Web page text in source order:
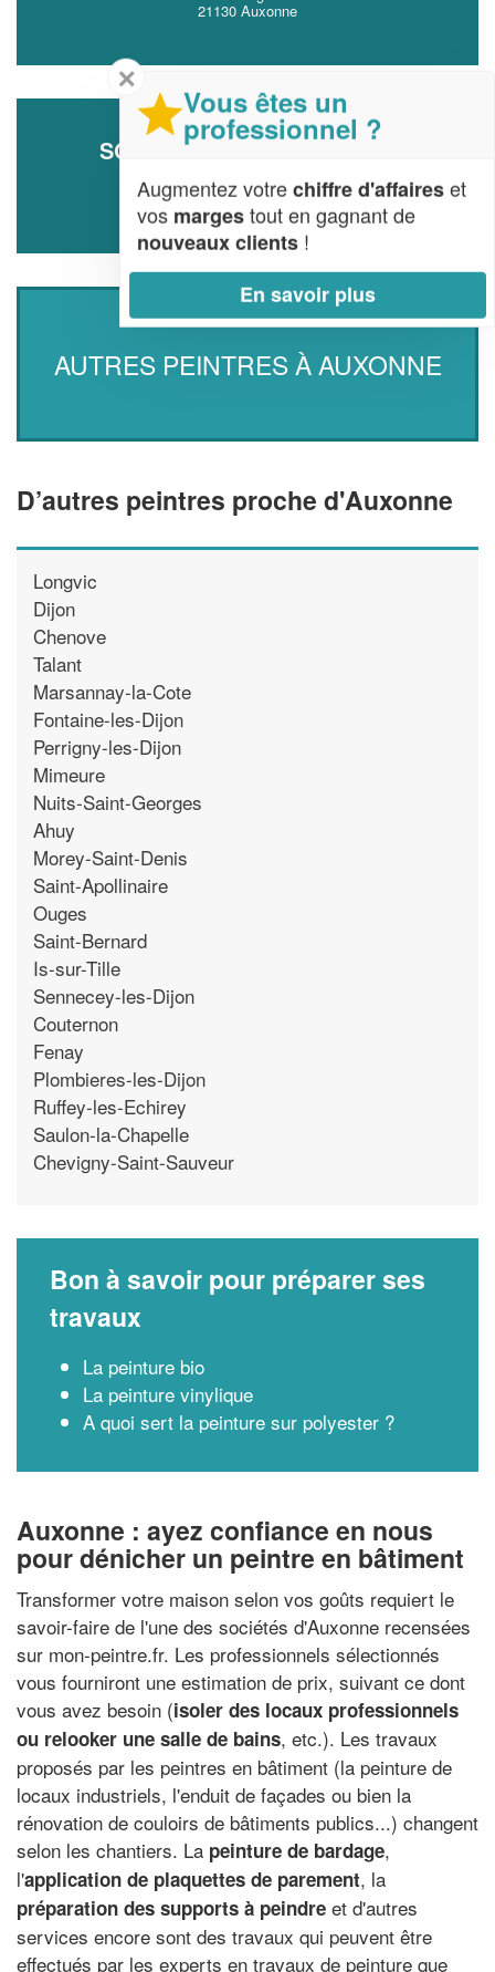
21130 Auxonne
SOCIÉTÉ KASTRATI ARDITA
8 Rue Porte De Pantesson
21130 Auxonne
AUTRES PEINTRES À AUXONNE
D’autres peintres proche d'Auxonne
Longvic
Dijon
Chenove
Talant
Marsannay-la-Cote
Fontaine-les-Dijon
Perrigny-les-Dijon
Mimeure
Nuits-Saint-Georges
Ahuy
Morey-Saint-Denis
Saint-Apollinaire
Ouges
Saint-Bernard
Is-sur-Tille
Sennecey-les-Dijon
Couternon
Fenay
Plombieres-les-Dijon
Ruffey-les-Echirey
Saulon-la-Chapelle
Chevigny-Saint-Sauveur
Bon à savoir pour préparer ses
travaux
La peinture bio
La peinture vinylique
A quoi sert la peinture sur polyester ?
Auxonne : ayez confiance en nous
pour dénicher un peintre en bâtiment
Transformer votre maison selon vos goûts requiert le
savoir-faire de l'une des sociétés d'Auxonne recensées
sur mon-peintre.fr. Les professionnels sélectionnés
vous fourniront une estimation de prix, suivant ce dont
vous avez besoin (isoler des locaux professionnels
ou relooker une salle de bains, etc.). Les travaux
proposés par les peintres en bâtiment (la peinture de
locaux industriels, l'enduit de façades ou bien la
rénovation de couloirs de bâtiments publics...) changent
selon les chantiers. La peinture de bardage,
l'application de plaquettes de parement, la
préparation des supports à peindre et d'autres
services encore sont des travaux qui peuvent être
effectués par les experts en travaux de peinture que
✕
Vous êtes un
professionnel ?
Augmentez votrechiffre d'affaireset
vos margestout en gagnant de
nouveaux clients !
En savoir plus